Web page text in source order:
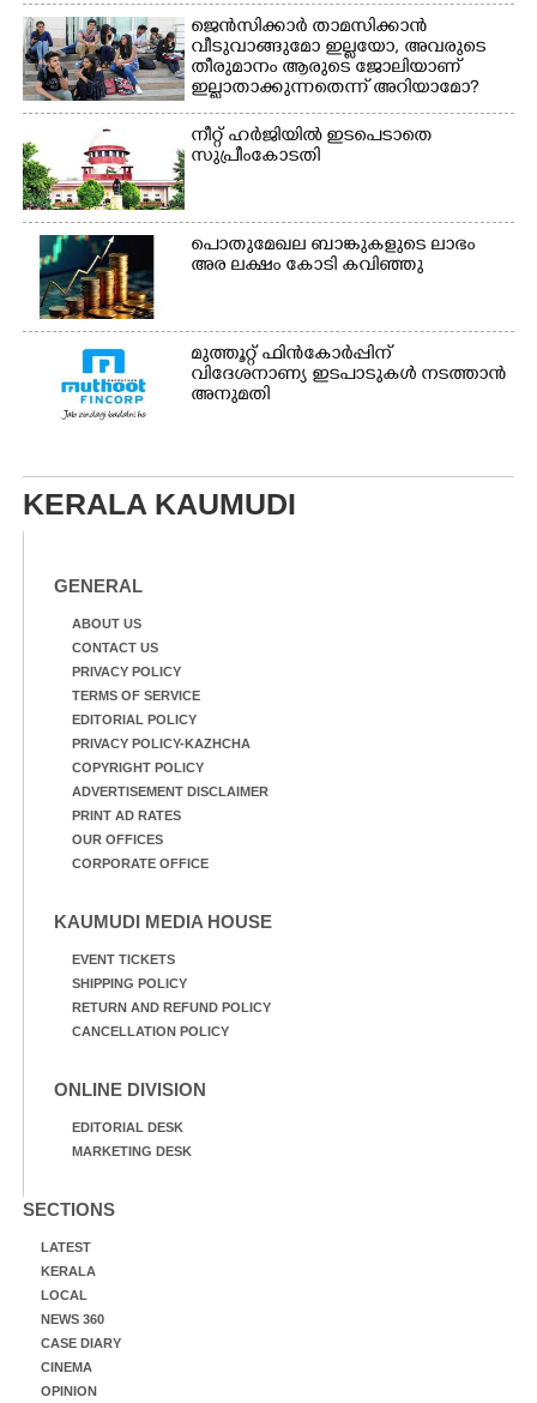
ജെൻസിക്കാർ താമസിക്കാൻ
വീടുവാങ്ങുമോ ഇല്ലയോ, അവരുടെ
തീരുമാനം ആരുടെ ജോലിയാണ്
ഇല്ലാതാക്കുന്നതെന്ന് അറിയാമോ?
നീറ്റ് ഹർജിയിൽ ഇടപെടാതെ
സുപ്രീംകോടതി
പൊതുമേഖല ബാങ്കുകളുടെ ലാഭം
അര ലക്ഷം കോടി കവിഞ്ഞു
മുത്തൂറ്റ് ഫിൻകോർപ്പിന്
വിദേശനാണ്യ ഇടപാടുകൾ നടത്താൻ
അനുമതി
KERALA KAUMUDI
GENERAL
ABOUT US
CONTACT US
PRIVACY POLICY
TERMS OF SERVICE
EDITORIAL POLICY
PRIVACY POLICY-KAZHCHA
COPYRIGHT POLICY
ADVERTISEMENT DISCLAIMER
PRINT AD RATES
OUR OFFICES
CORPORATE OFFICE
KAUMUDI MEDIA HOUSE
EVENT TICKETS
SHIPPING POLICY
RETURN AND REFUND POLICY
CANCELLATION POLICY
ONLINE DIVISION
EDITORIAL DESK
MARKETING DESK
SECTIONS
LATEST
KERALA
LOCAL
NEWS 360
CASE DIARY
CINEMA
OPINION